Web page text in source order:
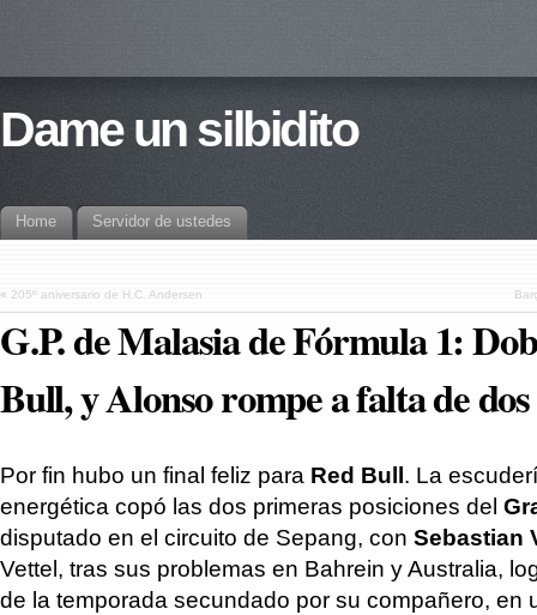
Dame un silbidito
Home Servidor de ustedes
« 205º aniversario de H.C. Andersen
G.P. de Malasia de Fórmula 1:
Bull, y Alonso rompe a falta de
Por fin hubo un final feliz para Red Bull. La
energética copó las dos primeras posiciones del
disputado en el circuito de Sepang, con Sebastian
Vettel, tras sus problemas en Bahrein y Australia,
de la temporada secundado por su compañero, en